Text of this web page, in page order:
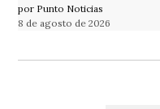
por Punto Noticias
8 de agosto de 2026